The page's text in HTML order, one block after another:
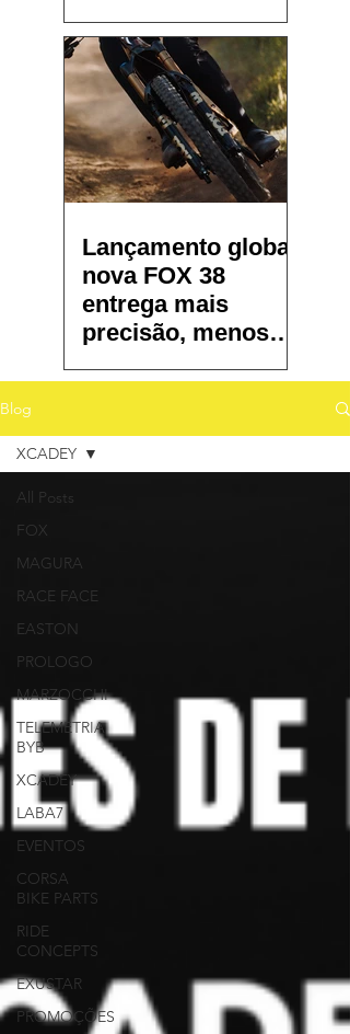
pequenos bike
shops
Lançamento global:
nova FOX 38
entrega mais
precisão, menos
total
Blog
All Posts
FOX
MAGURA
RACE FACE
EASTON
PROLOGO
MARZOCCHI
TELEMETRIA
BYB
XCADEY
LABA7
EVENTOS
CORSA
BIKE PARTS
RIDE
CONCEPTS
EXUSTAR
PROMOÇÕES
XCADEY